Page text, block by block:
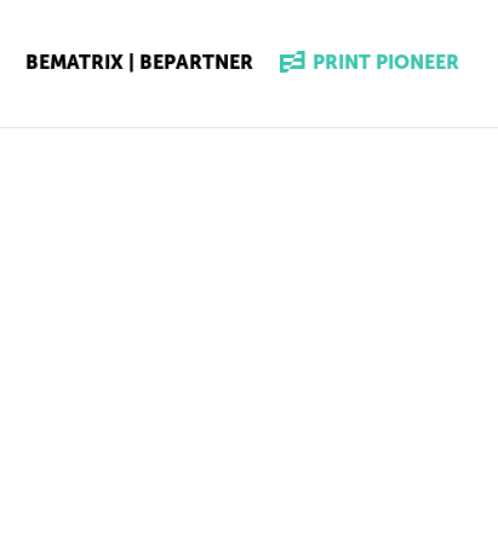
BEMATRIX | BEPARTNER PRINT PIONEER